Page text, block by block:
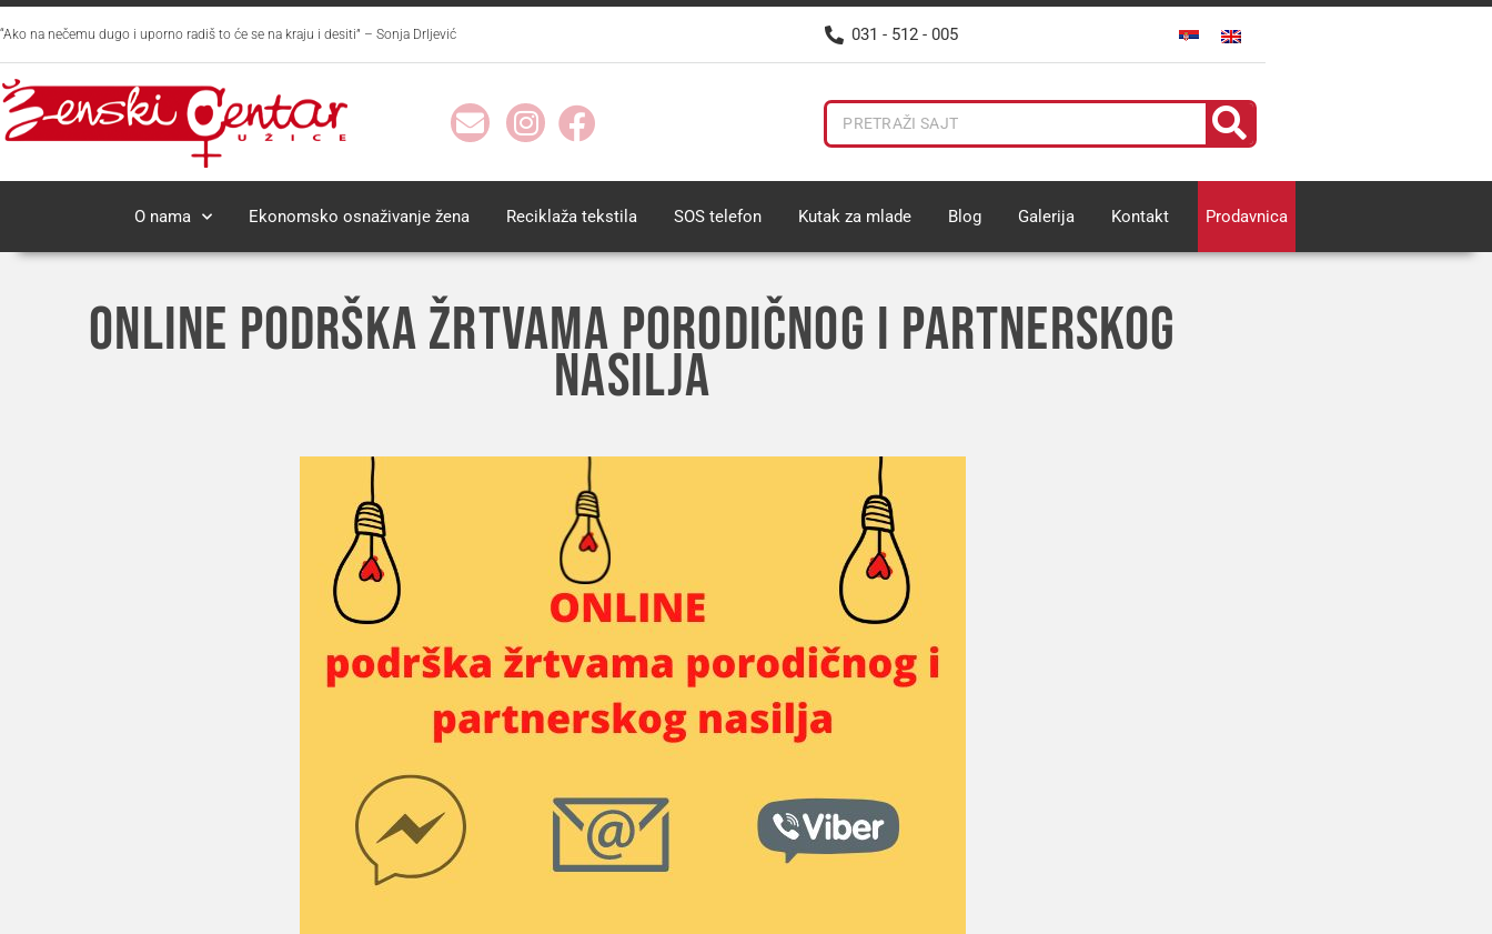
“Ako na nečemu dugo i uporno radiš to će se na kraju i desiti” – Sonja Drljević 031 - 512 - 005
O nama Ekonomsko osnaživanje žena Reciklaža tekstila SOS telefon Kutak za mlade Blog Galerija Kontakt Prodavnica
ONLINE PODRŠKA ŽRTVAMA PORODIČNOG I PARTNERSKOG
NASILJA